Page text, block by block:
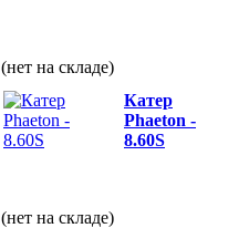
(нет на складе)
Катер
Phaeton -
8.60S
(нет на складе)